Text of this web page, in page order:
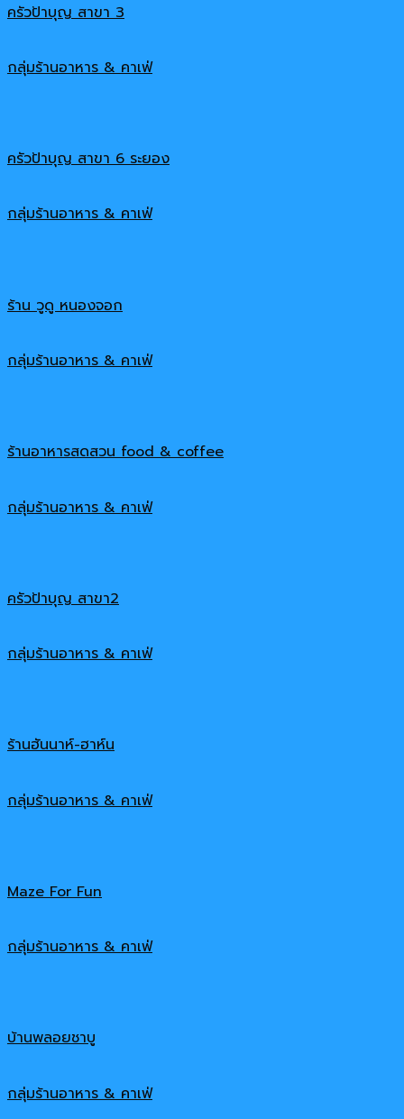
ครัวป้าบุญ สาขา 3
กลุ่มร้านอาหาร & คาเฟ่
ครัวป้าบุญ สาขา 6 ระยอง
กลุ่มร้านอาหาร & คาเฟ่
ร้าน วูดู หนองจอก
กลุ่มร้านอาหาร & คาเฟ่
ร้านอาหารสดสวน food & coffee
กลุ่มร้านอาหาร & คาเฟ่
ครัวป้าบุญ สาขา2
กลุ่มร้านอาหาร & คาเฟ่
ร้านฮันนาห์-ฮาห์น
กลุ่มร้านอาหาร & คาเฟ่
Maze For Fun
กลุ่มร้านอาหาร & คาเฟ่
บ้านพลอยชาบู
กลุ่มร้านอาหาร & คาเฟ่